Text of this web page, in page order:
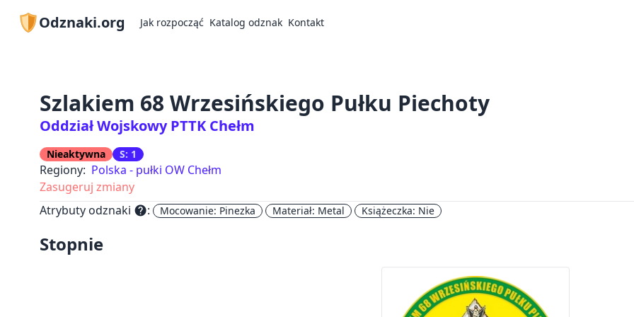
Odznaki.org Jak rozpocząć Katalog odznak Kontakt
Szlakiem 68 Wrzesińskiego Pułku Piechoty
Oddział Wojskowy PTTK Chełm
Nieaktywna S: 1
Regiony: Polska - pułki OW Chełm
Zasugeruj zmiany
Atrybuty odznaki help: Mocowanie: Pinezka Materiał: Metal Książeczka: Nie
Stopnie